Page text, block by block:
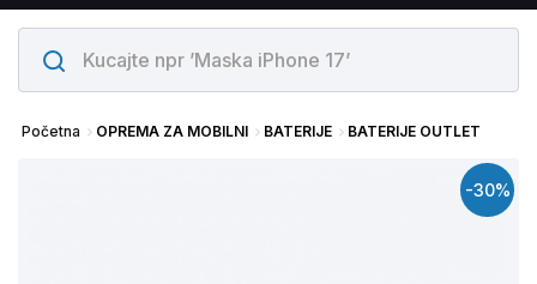
Početna OPREMA ZA MOBILNI BATERIJE BATERIJE OUTLET
-30%